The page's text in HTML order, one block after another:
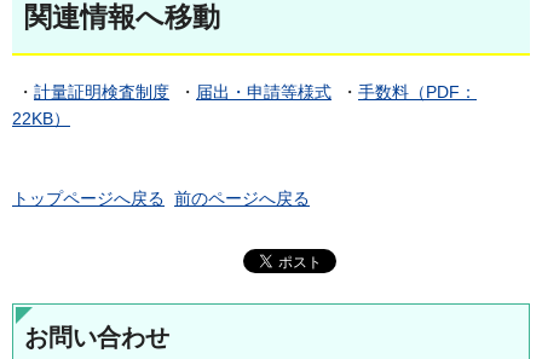
関連情報へ移動
・ 計量証明検査制度 ・ 届出・申請等様式 ・ 手数料（PDF：
22KB）
トップページへ戻る 前のページへ戻る
お問い合わせ